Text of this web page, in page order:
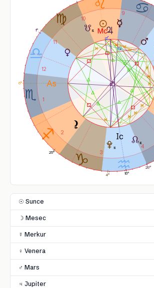
1
2
3
4
9
10
11
12
1°
4°
29°
6°
15°
25°
☉ Sunce
☽ Mesec
☿ Merkur
♀ Venera
♂ Mars
♃ Jupiter